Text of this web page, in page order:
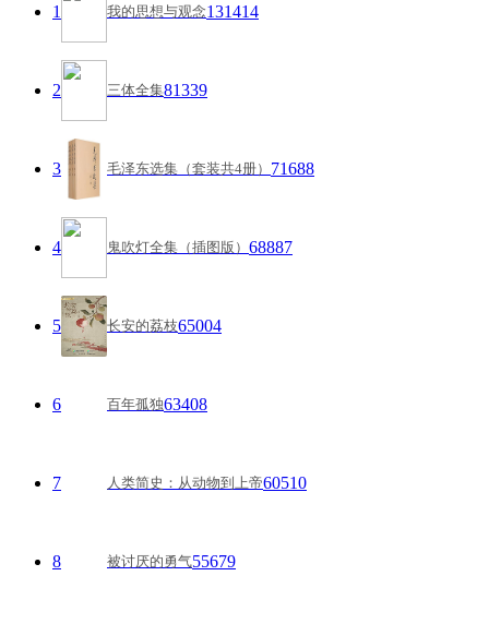
1 我的思想与观念131414
2 三体全集81339
3 毛泽东选集（套装共4册） 71688
4 鬼吹灯全集（插图版） 68887
5 长安的荔枝65004
6 百年孤独63408
7 人类简史：从动物到上帝60510
8 被讨厌的勇气55679